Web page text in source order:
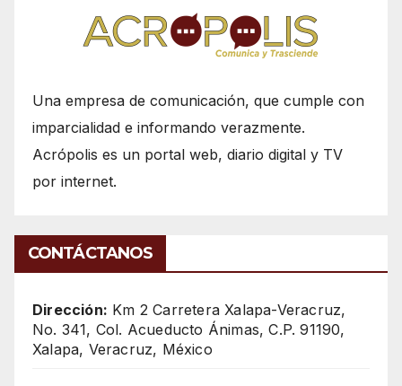
Una empresa de comunicación, que cumple con
imparcialidad e informando verazmente.
Acrópolis es un portal web, diario digital y TV
por internet.
CONTÁCTANOS
Dirección: Km 2 Carretera Xalapa-Veracruz,
No. 341, Col. Acueducto Ánimas, C.P. 91190,
Xalapa, Veracruz, México